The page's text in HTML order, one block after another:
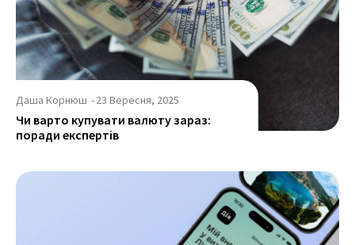
Даша Корнюш -23 Вересня, 2025
Чи варто купувати валюту зараз:
поради експертів